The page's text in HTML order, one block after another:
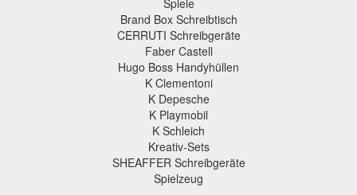
Spiele
Brand Box Schreibtisch
CERRUTI Schreibgeräte
Faber Castell
Hugo Boss Handyhüllen
K Clementoni
K Depesche
K Playmobil
K Schleich
Kreativ-Sets
SHEAFFER Schreibgeräte
Spielzeug